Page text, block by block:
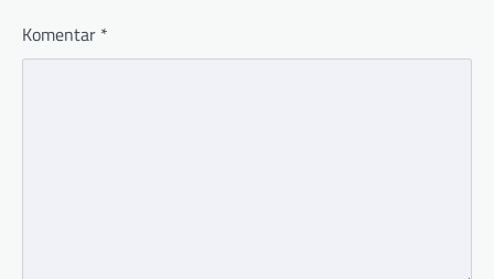
Komentar *